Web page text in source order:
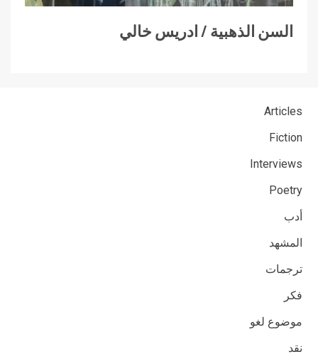
السن الذهبية / ادريس خالي
Articles
Fiction
Interviews
Poetry
أدب
المشهد
ترجمات
فكر
موضوع لغو
نقد